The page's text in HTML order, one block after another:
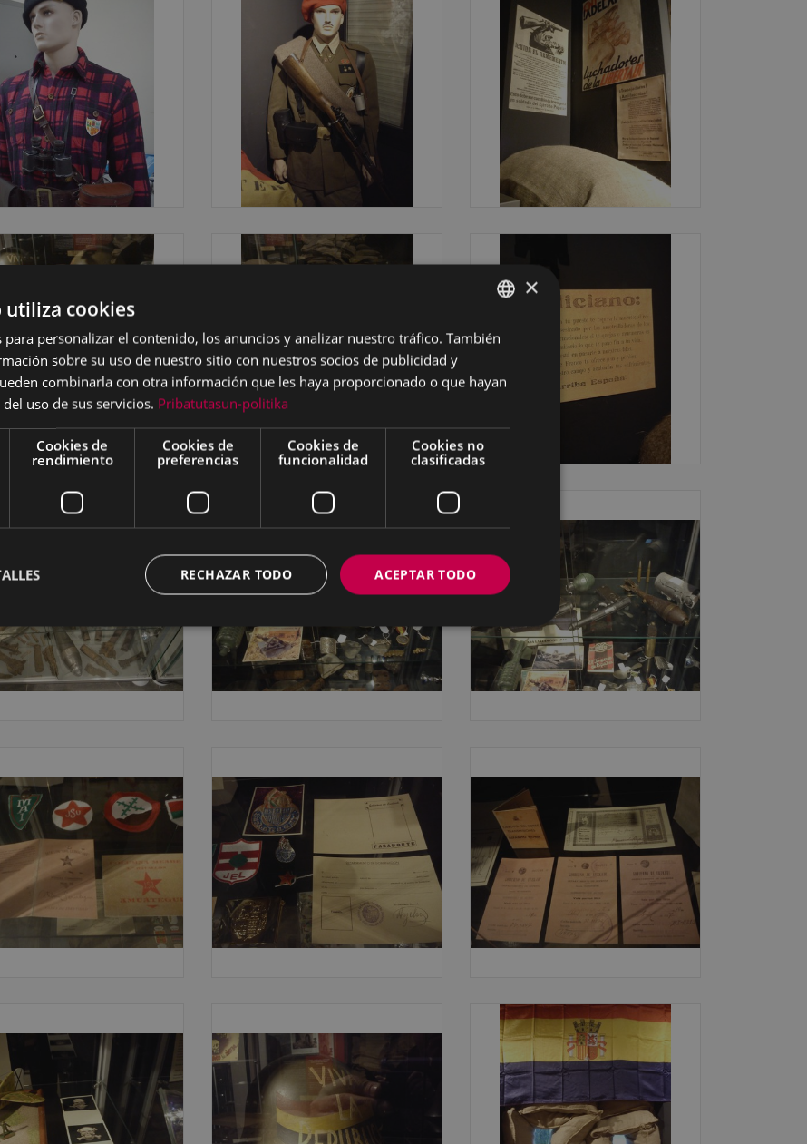
BASQUE
×
utiliza cookies
para personalizar el contenido, los anuncios y analizar nuestro tráfico. También
sobre su uso de nuestro sitio con nuestros socios de publicidad y
combinarla con otra información que les haya proporcionado o que hayan
uso de sus servicios. Pribatutasun-politika
Cookies de
rendimiento
Cookies de
preferencias
Cookies de
funcionalidad
Cookies no
clasificadas
ACEPTAR TODO
RECHAZAR TODO